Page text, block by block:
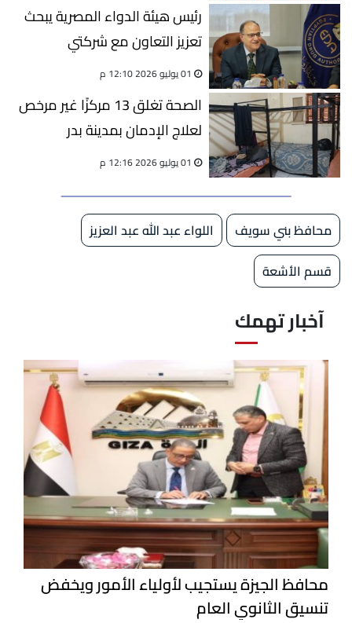
رئيس هيئة الدواء المصرية يبحث
تعزيز التعاون مع شركتي
«فارماباك» و«رامكو فارم»
01 يوليو 2026 12:10 م
الصحة تغلق 13 مركزًا غير مرخص
لعلاج الإدمان بمدينة بدر
01 يوليو 2026 12:16 م
محافظ بني سويف
اللواء عبد الله عبد العزيز
قسم الأشعة
آخبار تهمك
محافظ الجيزة يستجيب لأولياء الأمور ويخفض
تنسيق الثانوي العام